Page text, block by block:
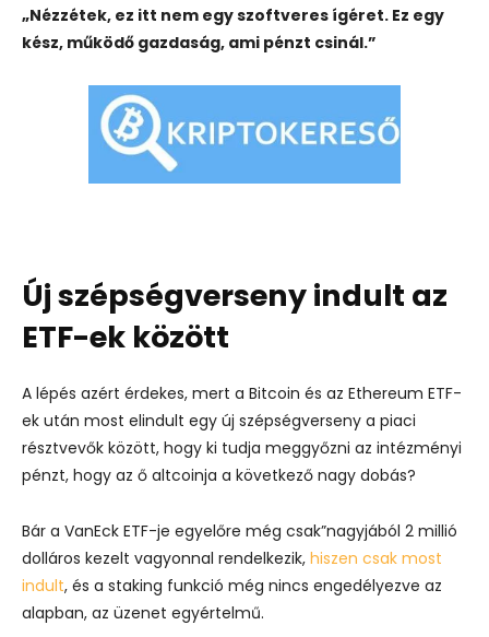
„Nézzétek, ez itt nem egy szoftveres ígéret. Ez egy
kész, működő gazdaság, ami pénzt csinál.”
Új szépségverseny indult az
ETF-ek között
A lépés azért érdekes, mert a Bitcoin és az Ethereum ETF-
ek után most elindult egy új szépségverseny a piaci
résztvevők között, hogy ki tudja meggyőzni az intézményi
pénzt, hogy az ő altcoinja a következő nagy dobás?
Bár a VanEck ETF-je egyelőre még csak”nagyjából 2 millió
dolláros kezelt vagyonnal rendelkezik, hiszen csak most
indult, és a staking funkció még nincs engedélyezve az
alapban, az üzenet egyértelmű.